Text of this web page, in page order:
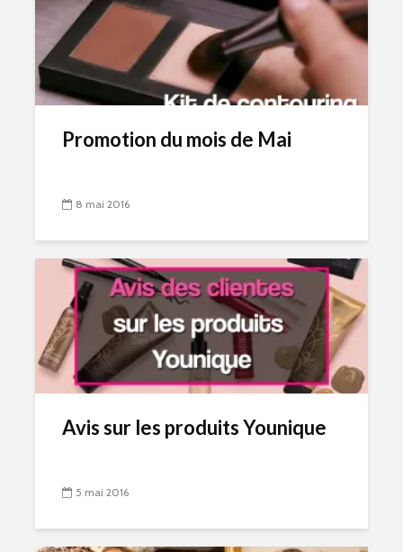
Promotion du mois de Mai
8 mai 2016
Avis sur les produits Younique
5 mai 2016